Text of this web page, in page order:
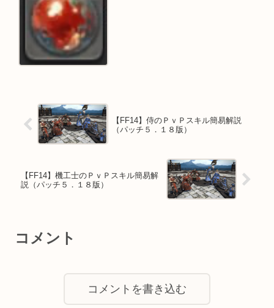
【FF14】侍のＰｖＰスキル簡易解説
（パッチ５．１８版）
【FF14】機工士のＰｖＰスキル簡易解
説（パッチ５．１８版）
コメント
コメントを書き込む